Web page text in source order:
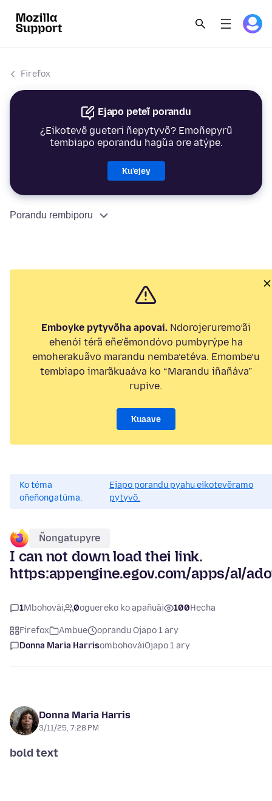
Firefox
Ejapo peteĩ porandu
¿Eikotevẽ gueteri ñepytyvõ? Emoñepyrũ
tembiapo eporandu hag̃ua ore atýpe.
Ku’ejey
Porandu rembiporu
Emboyke pytyvõha apovai.Ndorojeruremo’ãi
ehenói térã eñe’ẽmondóvo pumbyrýpe ha
emoherakuãvo marandu nemba’etéva. Emombe’u
tembiapo imarãkuaáva ko “Marandu iñañáva”
rupive.
Kuaave
Ko téma
oñeñongatúma.
Ejapo porandu pyahu eikotevẽramo
pytyvõ.
Ñongatupyre
I can not down load thei link.
https:appengine.egov.com/apps/al/
1Mbohovái 0oguereko ko apañuãi 100Hecha
Firefox Ambue
oprandu Ojapo 1 ary
Donna Maria HarrisombohováiOjapo 1 ary
Donna Maria Harris
3/11/25, 7:28 PM
bold text